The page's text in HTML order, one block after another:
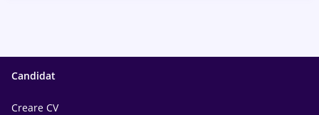
Candidat
Creare CV